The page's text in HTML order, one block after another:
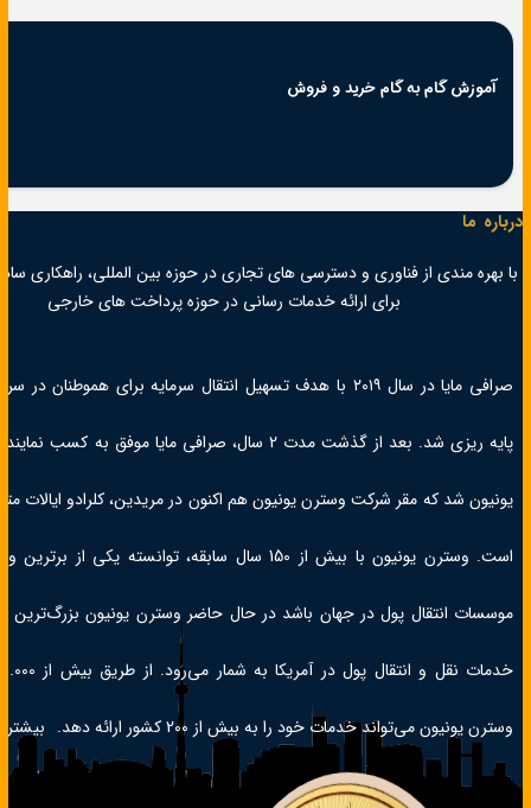
آموزش گام به گام خرید و فروش
درباره ما
با بهره مندی از فناوری و دسترسی های تجاری در حوزه بین المللی، راهکاری
برای ارائه خدمات رسانی در حوزه پرداخت های خارجی
صرافی مایا در سال ۲۰۱۹ با هدف تسهیل انتقال سرمایه برای هموطنان
پایه ریزی شد. بعد از گذشت مدت ۲ سال، صرافی مایا موفق به
یونیون شد که مقر شرکت وسترن یونیون هم اکنون در مریدین، کلرادو ایالات
است. وسترن یونیون با بیش از 150 سال سابقه، توانسته یکی از
موسسات انتقال پول در جهان باشد در حال حاضر وسترن یونیون بزرگ‌ترین
وسترن یونیون می‌تواند خدمات خود را به بیش از 200 کشور ارائه دهد. بیشتر